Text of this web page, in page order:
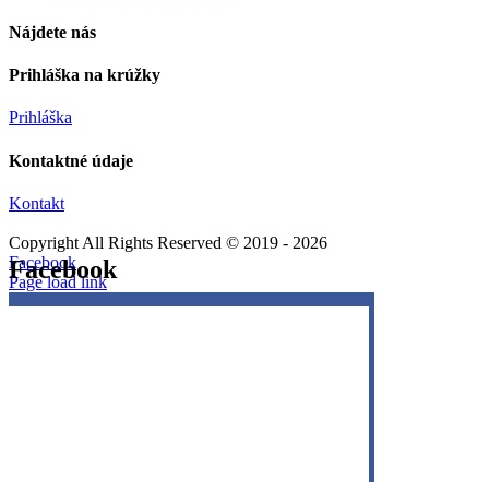
Nájdete nás
Prihláška na krúžky
Prihláška
Kontaktné údaje
Kontakt
Copyright All Rights Reserved © 2019 - 2026
Facebook
Page load link
Facebook